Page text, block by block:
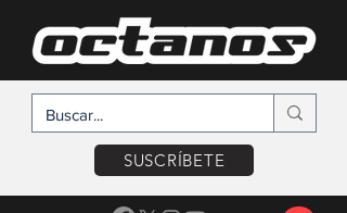
SUSCRÍBETE